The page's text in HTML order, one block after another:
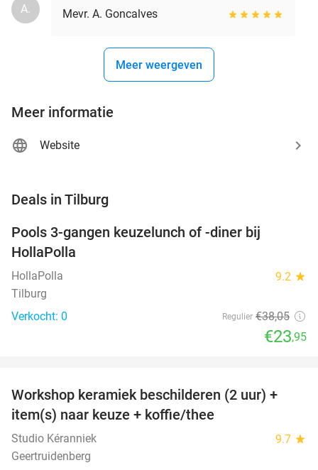
A. Mevr. A. Goncalves
Meer weergeven
Meer informatie
Website
Deals in Tilburg
TODAY
Pools 3-gangen keuzelunch of -diner bij
HollaPolla
HollaPolla 9.2 star
Tilburg
Verkocht: 0
Regulier €38,05
€23,95
43%
TODAY
Workshop keramiek beschilderen (2 uur) +
item(s) naar keuze + koffie/thee
Studio Kéranniek 9.7 star
Geertruidenberg